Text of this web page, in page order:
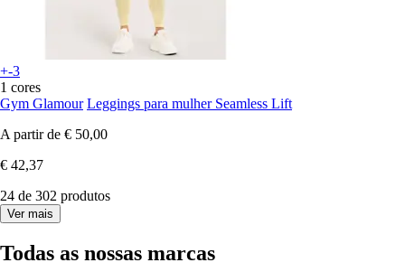
+-3
1 cores
Gym Glamour Leggings para mulher Seamless Lift
A partir de € 50,00
€ 42,37
24 de 302 produtos
Ver mais
Todas as nossas marcas